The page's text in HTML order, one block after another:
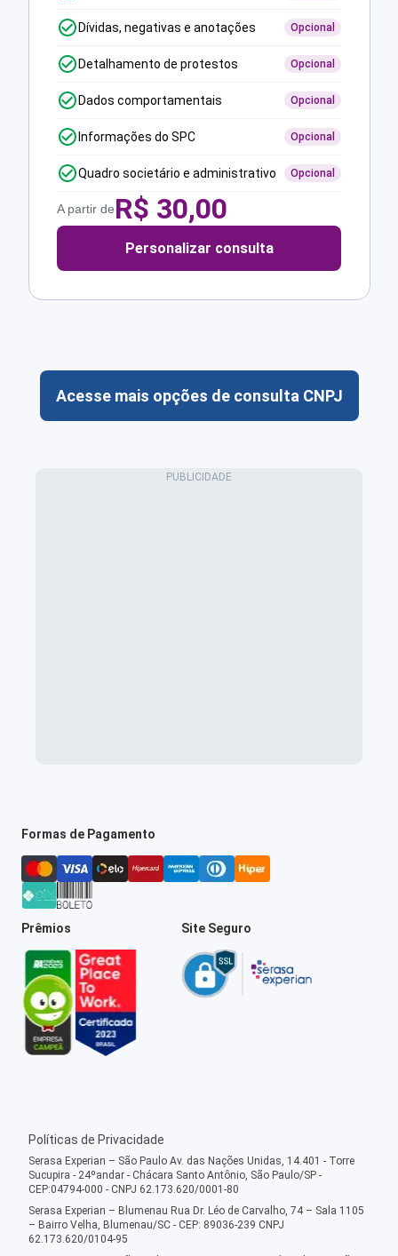
Dívidas, negativas e anotações Opcional
Detalhamento de protestos Opcional
Dados comportamentais Opcional
Informações do SPC Opcional
Quadro societário e administrativo Opcional
A partir deR$ 30,00
Personalizar consulta
Acesse mais opções de consulta CNPJ
Formas de Pagamento
Prêmios Site Seguro
Políticas de Privacidade
Serasa Experian – São Paulo Av. das Nações Unidas, 14.401 - Torre
Sucupira - 24ºandar - Chácara Santo Antônio, São Paulo/SP -
CEP:04794-000 - CNPJ 62.173.620/0001-80
Serasa Experian – Blumenau Rua Dr. Léo de Carvalho, 74 – Sala 1105
– Bairro Velha, Blumenau/SC - CEP: 89036-239 CNPJ
62.173.620/0104-95